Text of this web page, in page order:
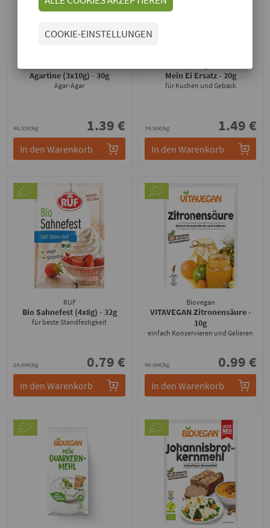
Agartine (3x10g)- 30g
Agar-Agar
46.33€/kg 1.39 €
In den Warenkorb
Mein Ei Ersatz- 20g
für Kuchen und Gebäck
74.50€/kg 1.49 €
In den Warenkorb
RUF
Bio Sahnefest (4x8g) - 32g
für beste Standfestigkeit
24.69€/kg 0.79 €
In den Warenkorb
Biovegan
VITAVEGAN Zitronensäure-
10g
einfach Konservieren und Gelieren
99.00€/kg 0.99 €
In den Warenkorb
COOKIE-EINSTELLUNGEN